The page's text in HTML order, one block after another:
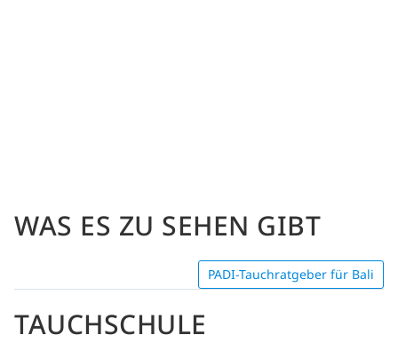
WAS ES ZU SEHEN GIBT
PADI-Tauchratgeber für Bali
TAUCHSCHULE